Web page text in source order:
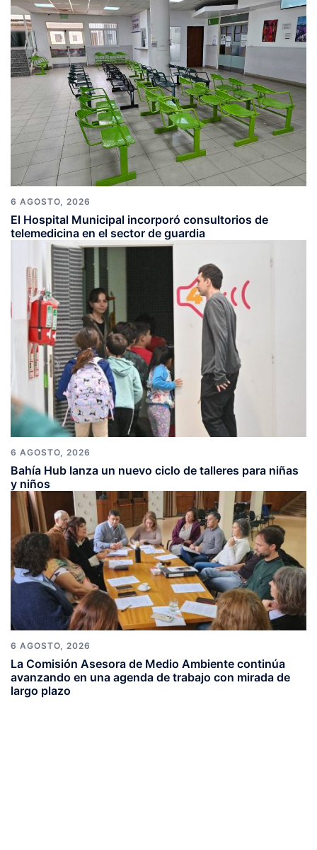
6 AGOSTO, 2026
El Hospital Municipal incorporó consultorios de
telemedicina en el sector de guardia
6 AGOSTO, 2026
Bahía Hub lanza un nuevo ciclo de talleres para niñas
y niños
6 AGOSTO, 2026
La Comisión Asesora de Medio Ambiente continúa
avanzando en una agenda de trabajo con mirada de
largo plazo